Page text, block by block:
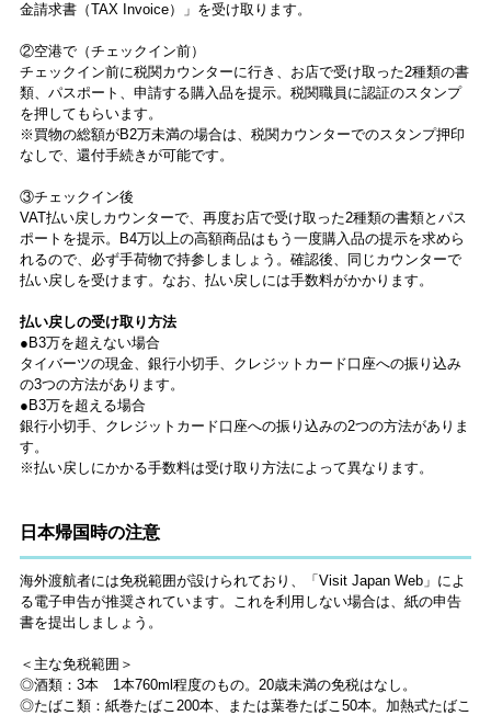
金請求書（TAX Invoice）」を受け取ります。
②空港で（チェックイン前）
チェックイン前に税関カウンターに行き、お店で受け取った2種類の書
類、パスポート、申請する購入品を提示。税関職員に認証のスタンプ
を押してもらいます。
※買物の総額がB2万未満の場合は、税関カウンターでのスタンプ押印
なしで、還付手続きが可能です。
③チェックイン後
VAT払い戻しカウンターで、再度お店で受け取った2種類の書類とパス
ポートを提示。B4万以上の高額商品はもう一度購入品の提示を求めら
れるので、必ず手荷物で持参しましょう。確認後、同じカウンターで
払い戻しを受けます。なお、払い戻しには手数料がかかります。
払い戻しの受け取り方法
●B3万を超えない場合
タイバーツの現金、銀行小切手、クレジットカード口座への振り込み
の3つの方法があります。
●B3万を超える場合
銀行小切手、クレジットカード口座への振り込みの2つの方法がありま
す。
※払い戻しにかかる手数料は受け取り方法によって異なります。
日本帰国時の注意
海外渡航者には免税範囲が設けられており、「Visit Japan Web」によ
る電子申告が推奨されています。これを利用しない場合は、紙の申告
書を提出しましょう。
＜主な免税範囲＞
◎酒類：3本 1本760ml程度のもの。20歳未満の免税はなし。
◎たばこ類：紙巻たばこ200本、または葉巻たばこ50本。加熱式たばこ